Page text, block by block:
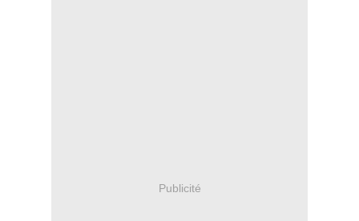
Publicité